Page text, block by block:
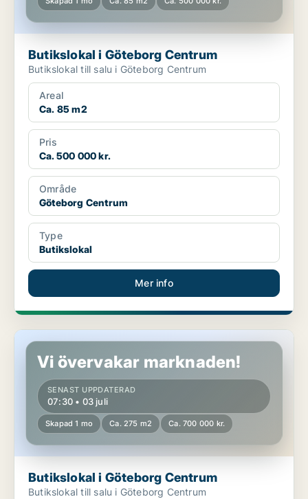
Butikslokal i Göteborg Centrum
Butikslokal till salu i Göteborg Centrum
Areal
Ca. 85 m2
Pris
Ca. 500 000 kr.
Område
Göteborg Centrum
Type
Butikslokal
Mer info
Butikslokal i Göteborg Centrum
Vi övervakar marknaden!
SENAST UPPDATERAD
07:30 • 03 juli
Skapad 1 mo Ca. 275 m2 Ca. 700 000 kr.
Butikslokal i Göteborg Centrum
Butikslokal till salu i Göteborg Centrum